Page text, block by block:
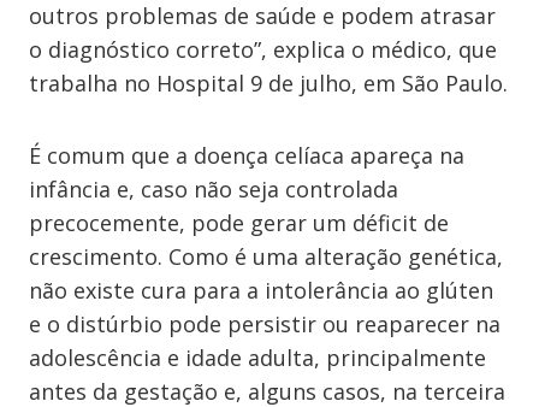
outros problemas de saúde e podem atrasar
o diagnóstico correto”, explica o médico, que
trabalha no Hospital 9 de julho, em São Paulo.
É comum que a doença celíaca apareça na
infância e, caso não seja controlada
precocemente, pode gerar um déficit de
crescimento. Como é uma alteração genética,
não existe cura para a intolerância ao glúten
e o distúrbio pode persistir ou reaparecer na
adolescência e idade adulta, principalmente
antes da gestação e, alguns casos, na terceira